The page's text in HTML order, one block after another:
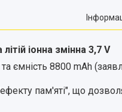
іонна змінна 3,7 V
ємність 8800 mAh
пам'яті", що